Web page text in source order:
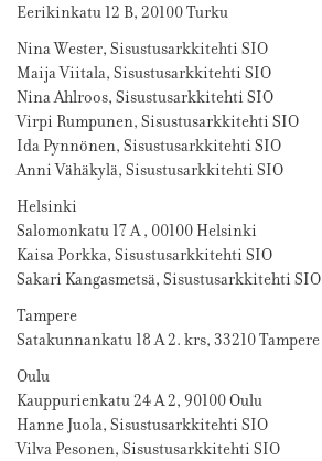
Eerikinkatu 12 B, 20100 Turku
Nina Wester, Sisustusarkkitehti SIO
Maija Viitala, Sisustusarkkitehti SIO
Nina Ahlroos, Sisustusarkkitehti SIO
Virpi Rumpunen, Sisustusarkkitehti SIO
Ida Pynnönen, Sisustusarkkitehti SIO
Anni Vähäkylä, Sisustusarkkitehti SIO
Helsinki
Salomonkatu 17 A , 00100 Helsinki
Kaisa Porkka, Sisustusarkkitehti SIO
Sakari Kangasmetsä, Sisustusarkkitehti SIO
Tampere
Satakunnankatu 18 A 2. krs, 33210 Tampere
Oulu
Kauppurienkatu 24 A 2, 90100 Oulu
Hanne Juola, Sisustusarkkitehti SIO
Vilva Pesonen, Sisustusarkkitehti SIO